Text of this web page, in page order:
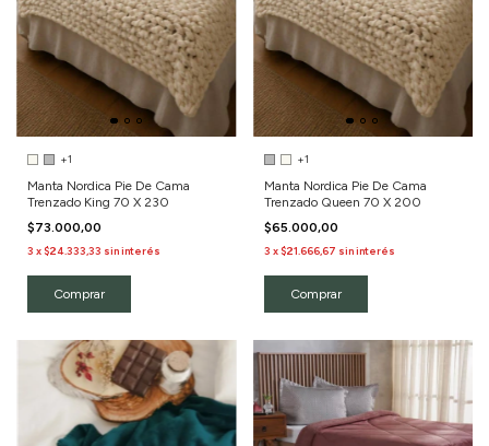
+1
Manta Nordica Pie De Cama
Trenzado King 70 X 230
$73.000,00
3 x$24.333,33 sin interés
Comprar
+1
Manta Nordica Pie De Cama
Trenzado Queen 70 X 200
$65.000,00
3 x$21.666,67 sin interés
Comprar